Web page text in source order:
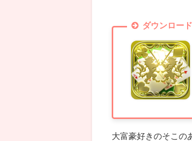
ダウンロー
大富豪好きのそこの